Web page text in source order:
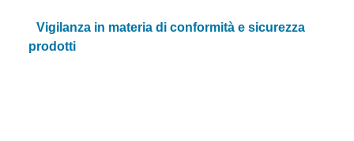
Vigilanza in materia di conformità e sicurezza
prodotti